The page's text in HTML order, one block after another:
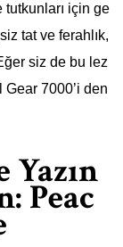
için ge
tat ve ferahlık,
siz de bu lez
7000’i den
Yazın
Peac